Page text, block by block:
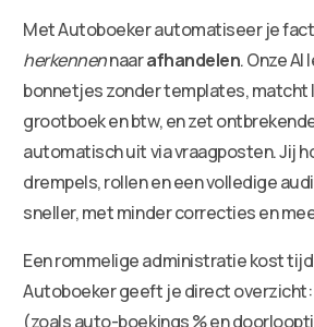
Met Autoboeker automatiseer je
herkennennaarafhandelen. Onze
bonnetjes zonder templates, matcht
grootboek en btw, en zet
automatisch uit via vraagposten. Jij
drempels, rollen en een volledige
sneller, met minder correcties en
Een rommelige administratie kost
Autoboeker geeft je direct overzicht:
(zoals auto-boekings % en